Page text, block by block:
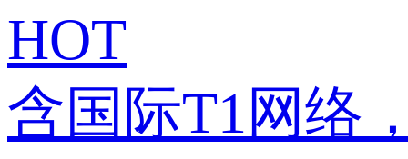
HOT
含国际T1网络